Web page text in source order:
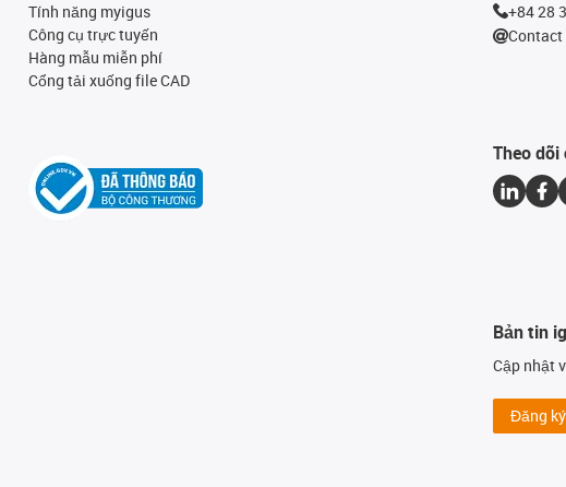
Tính năng myigus
Công cụ trực tuyến
Hàng mẫu miễn phí
Cổng tải xuống file CAD
+84 28
Theo
Bản tin
Cập nhật
Đăng